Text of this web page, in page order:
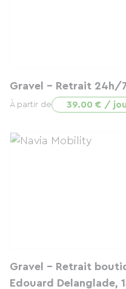
Gravel - Retrait 24h/
À partir de 39.00 € /
Gravel - Retrait
Edouard Delanglade,